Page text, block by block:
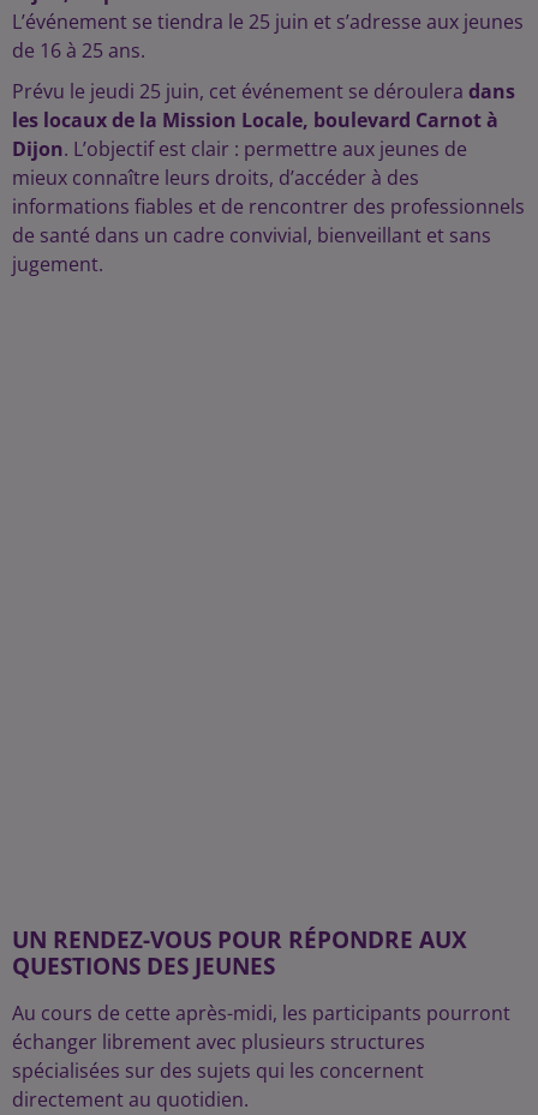
L’événement se tiendra le 25 juin et s’adresse aux jeunes
de 16 à 25 ans.
Prévu le jeudi 25 juin, cet événement se déroulera dans
les locaux de la Mission Locale, boulevard Carnot à
Dijon. L’objectif est clair : permettre aux jeunes de
mieux connaître leurs droits, d’accéder à des
informations fiables et de rencontrer des professionnels
de santé dans un cadre convivial, bienveillant et sans
jugement.
UN RENDEZ-VOUS POUR RÉPONDRE AUX
QUESTIONS DES JEUNES
Au cours de cette après-midi, les participants pourront
échanger librement avec plusieurs structures
spécialisées sur des sujets qui les concernent
directement au quotidien.